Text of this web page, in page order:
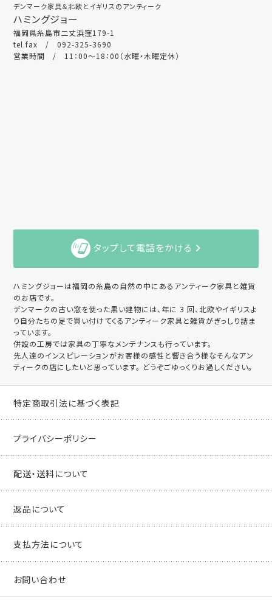
デンマーク家具＆北欧とイギリスのアンティーク
ハミングジョー
福岡県糸島市二丈浜窪179-1
tel.fax / 092-325-3690
営業時間 / 11：00～18：00（水曜・木曜定休）
タップして電話をかける
ハミングジョーは福岡の糸島の自然の中にあるアンティーク家具と雑貨
のお店です。
デンマークの古い窓を使った黒い建物には、年に 3 回、北欧やイギリスよ
り自分たちの足で買い付けてくるアンティーク家具と雑貨がぎっしり詰ま
っています。
併設の工房では家具の丁寧なメンテナンスも行っています。
先人達のインスピレーションがお客様の感性と響き合う様なそんなアン
ティークの店にしたいと思っています。 どうぞごゆっくりお過しください。
特定商取引法に基づく表記
プライバシーポリシー
配送・送料について
返品について
支払方法について
お問い合わせ